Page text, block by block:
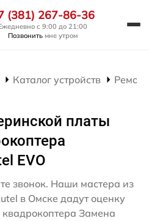
(381) 267-86-36
с 9:00 до 21:00
Позвонить мне утром
Каталог устройств
платы
EVO
звонок. Наши мастера из
в Омске дадут оценку
квадрокоптера Замена